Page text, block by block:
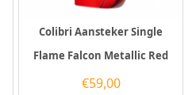
Colibri Aansteker Single
Flame Falcon Metallic Red
€59,00